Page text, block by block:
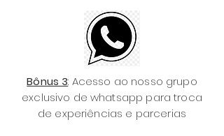
Bônus 3: Acesso ao nosso grupo
exclusivo de whatsapp para troca
de experiências e parcerias